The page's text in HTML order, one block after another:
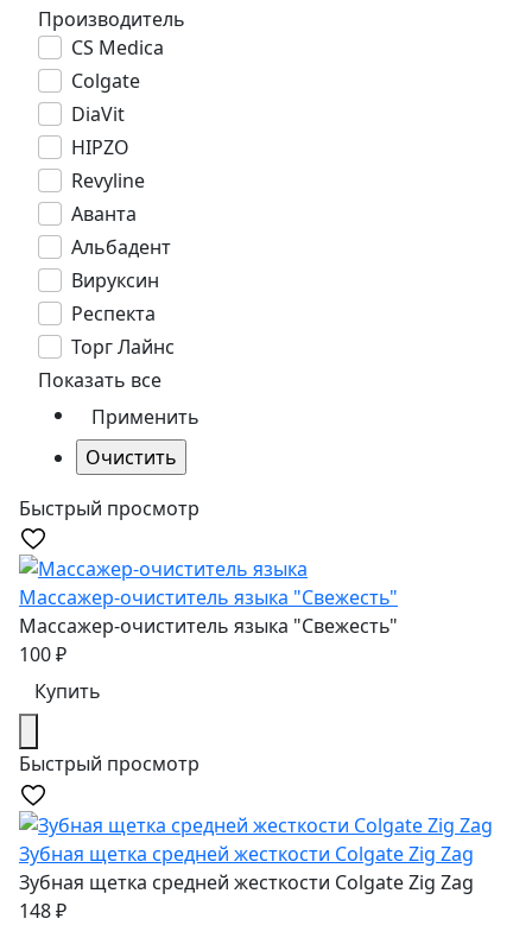
Производитель
CS Medica
Colgate
DiaVit
HIPZO
Revyline
Аванта
Альбадент
Вируксин
Респекта
Торг Лайнс
Показать все
Быстрый просмотр
Массажер-очиститель языка "Свежесть"
Массажер-очиститель языка "Свежесть"
100₽
Купить
Быстрый просмотр
Зубная щетка средней жесткости Colgate Zig Zag
Зубная щетка средней жесткости Colgate Zig Zag
148₽